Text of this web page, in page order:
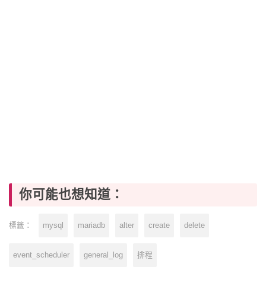
你可能也想知道：
標籤： mysql mariadb alter create delete
event_scheduler general_log 排程